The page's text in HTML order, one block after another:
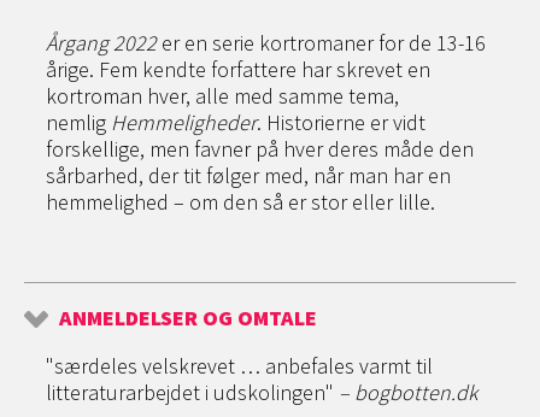
Årgang 2022er en serie kortromaner for de 13-16
årige. Fem kendte forfattere har skrevet en
kortroman hver, alle med samme tema,
nemlig Hemmeligheder. Historierne er vidt
forskellige, men favner på hver deres måde den
sårbarhed, der tit følger med, når man har en
hemmelighed – om den så er stor eller lille.
ANMELDELSER OG OMTALE
"særdeles velskrevet … anbefales varmt til
litteraturarbejdet i udskolingen" – bogbotten.dk